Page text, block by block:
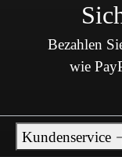
Bezahlen
wie
Kundenservice